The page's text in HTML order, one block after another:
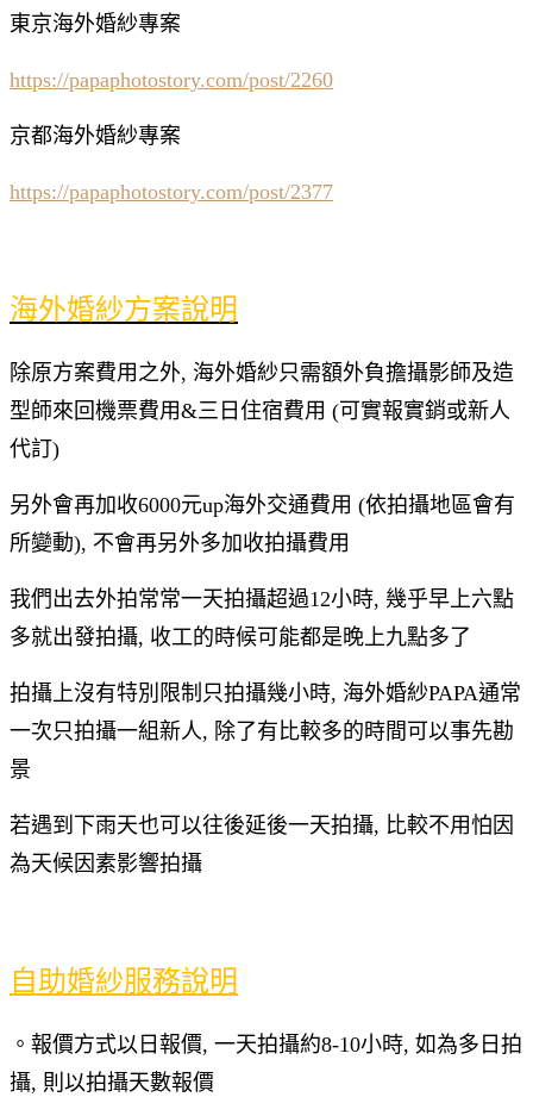
東京海外婚紗專案
https://papaphotostory.com/post/2260
京都海外婚紗專案
https://papaphotostory.com/post/2377
海外婚紗方案說明
除原方案費用之外, 海外婚紗只需額外負擔攝影師及造
型師來回機票費用&三日住宿費用 (可實報實銷或新人
代訂)
另外會再加收6000元up海外交通費用 (依拍攝地區會有
所變動), 不會再另外多加收拍攝費用
我們出去外拍常常一天拍攝超過12小時, 幾乎早上六點
多就出發拍攝, 收工的時候可能都是晚上九點多了
拍攝上沒有特別限制只拍攝幾小時, 海外婚紗PAPA通常
一次只拍攝一組新人, 除了有比較多的時間可以事先勘
景
若遇到下雨天也可以往後延後一天拍攝, 比較不用怕因
為天候因素影響拍攝
自助婚紗服務說明
。報價方式以日報價, 一天拍攝約8-10小時, 如為多日拍
攝, 則以拍攝天數報價